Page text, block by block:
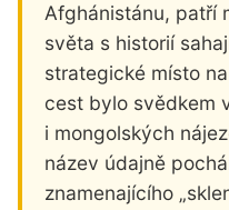
Afghánistánu, patří
světa s historií
strategické místo
cest bylo svědkem
i mongolských
název údajně
znamenajícího